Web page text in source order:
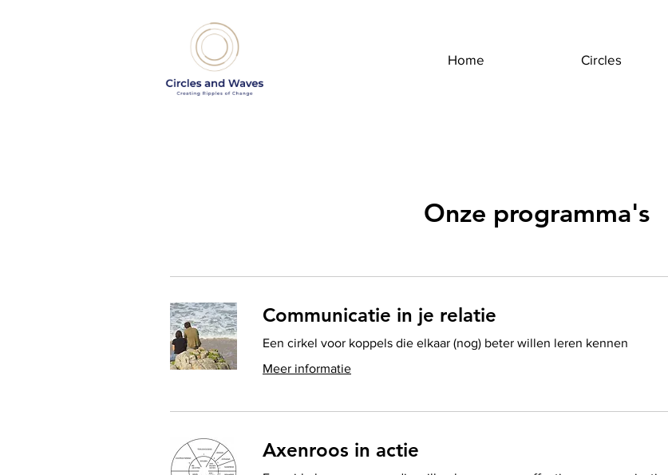
Home Circles
Onze programma's
Communicatie in je relatie
Een cirkel voor koppels die elkaar (nog) beter willen leren kennen
Meer informatie
Axenroos in actie